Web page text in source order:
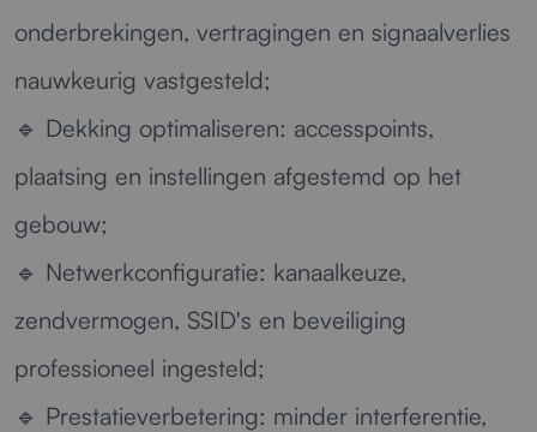
onderbrekingen, vertragingen en signaalverlies
nauwkeurig vastgesteld;
🔹 Dekking optimaliseren: accesspoints,
plaatsing en instellingen afgestemd op het
gebouw;
🔹 Netwerkconfiguratie: kanaalkeuze,
zendvermogen, SSID's en beveiliging
professioneel ingesteld;
🔹 Prestatieverbetering: minder interferentie,